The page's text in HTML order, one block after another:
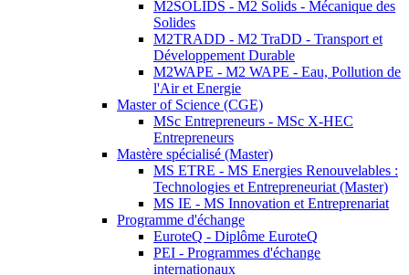
M2SOLIDS - M2 Solids - Mécanique des
Solides
M2TRADD - M2 TraDD - Transport et
Développement Durable
M2WAPE - M2 WAPE - Eau, Pollution de
l'Air et Energie
Master of Science (CGE)
MSc Entrepreneurs - MSc X-HEC
Entrepreneurs
Mastère spécialisé (Master)
MS ETRE - MS Energies Renouvelables :
Technologies et Entrepreneuriat (Master)
MS IE - MS Innovation et Entreprenariat
Programme d'échange
EuroteQ - Diplôme EuroteQ
PEI - Programmes d'échange
internationaux